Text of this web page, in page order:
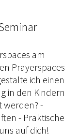
am
Prayerspaces
ich einen
in den Kindern
werden? -
- Praktische
auf dich!